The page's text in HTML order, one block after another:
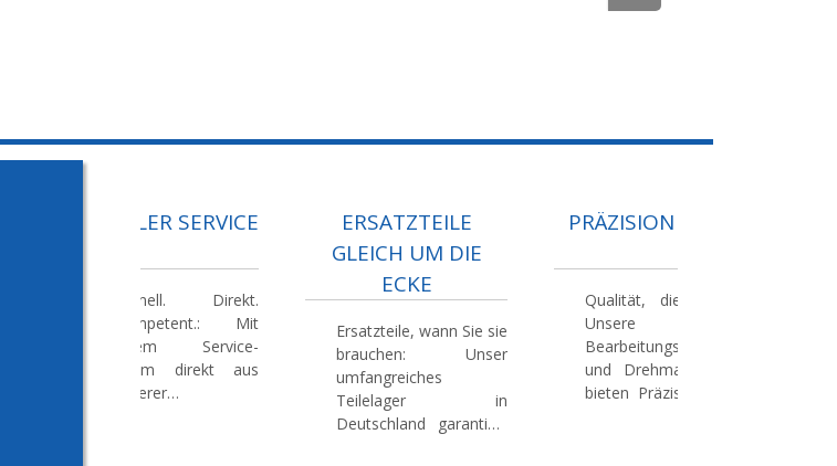
LOKALER SERVICE
Schnell. Direkt.
Kompetent.: Mit
einem Service-
Team direkt aus
unserer
ERSATZTEILE
GLEICH UM DIE
ECKE
Ersatzteile, wann Sie sie
brauchen: Unser
umfangreiches
Teilelager in
Deutschland garantiert
PRÄZISION PUR
Qualität, die prägt:
Unsere
Bearbeitungszentren
und Drehmaschinen
bieten Präzision, die